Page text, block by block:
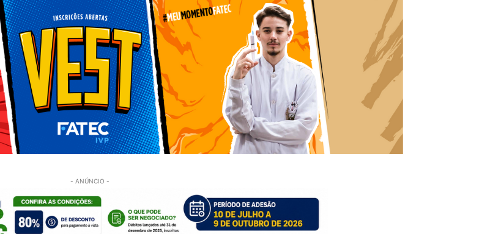
- ANÚNCIO -